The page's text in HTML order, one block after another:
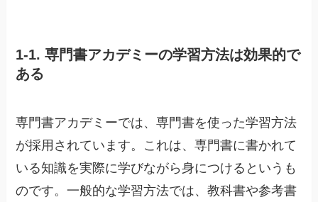
1-1. 専門書アカデミーの学習方法は効果的で
ある
専門書アカデミーでは、専門書を使った学習方法
が採用されています。これは、専門書に書かれて
いる知識を実際に学びながら身につけるというも
のです。一般的な学習方法では、教科書や参考書